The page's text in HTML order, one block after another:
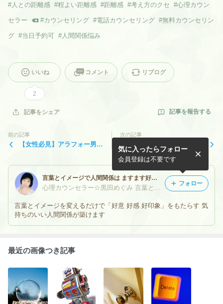
# 人との距離感 #程よい距離感 #距離感 #考え方のクセ #心理カウン
セラー #カウンセリング #電話カウンセリング #無料カウンセリン
グ #当日予約可 # 人間関係悩み
いいね
2
コメント リブログ
記事をシェア 記事を報告する
前の記事
【女性必見】アラフォー男の
次の記事
自粛期間、活かして向き合う
関係性
言葉とイメージで人間関係は ますます好くなる
心理カウンセラー☆黒田めぐみ 言葉とイメージで人間関係力↑
言葉とイメージを変えるだけで「好意 好感 好印象」をもたらす 気
持ちのいい人間関係が築けます
気に入ったらフォロー
会員登録は不要です
フォロー
最近の画像つき記事